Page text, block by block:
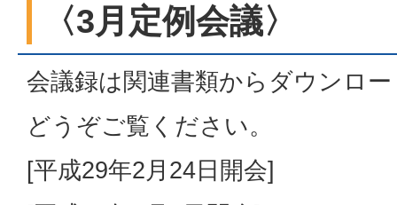
〈3月定例会議〉
会議録は関連書類からダウンロ
どうぞご覧ください。
[平成29年2月24日開会]